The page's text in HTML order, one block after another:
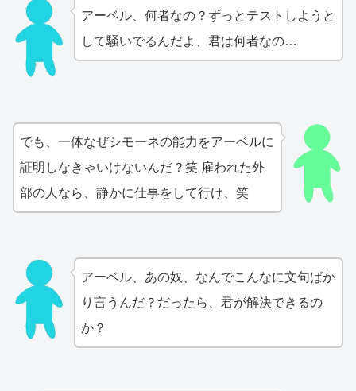
アーベル、何者なの？ずっとテストしようと
して騒いでるんだよ、君は何者なの…
でも、一体なぜシモーネの能力をアーベルに
証明しなきゃいけないんだ？笑 雇われた外
部の人なら、静かに仕事をして行け、笑
アーベル、あの奴、なんでこんなに文句ばか
り言うんだ？だったら、君が解決できるの
か？